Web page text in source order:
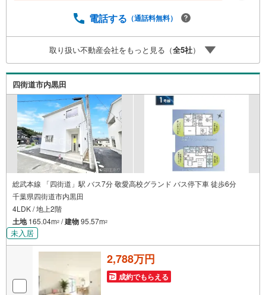
の？疾病ってなに？ローン組めるかな？」わからないこと
サポート致します！
電話する （通話料無料）
取り扱い不動産会社をもっと見る（全5社）
四街道市内黒田
総武本線 「四街道」駅 バス7分 敬愛高校グランド バス停下車 徒歩6分
千葉県四街道市内黒田
4LDK / 地上2階
土地165.04m2 /建物95.57m2
未入居
2,788万円
成約でもらえる